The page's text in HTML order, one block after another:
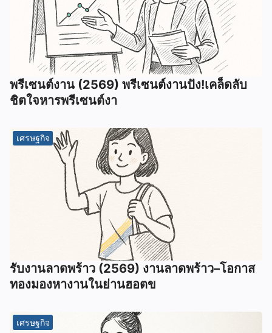
พรีเซนต์งาน (2569) พรีเซนต์งานปัง!เคล็ดลับ
ชิตใจหารพรีเซนต์งา
เศรษฐกิจ
รับงานลาดพร้าว (2569) งานลาดพร้าว–โอกาส
ทองมองหางานในย่านฮอตข
เศรษฐกิจ